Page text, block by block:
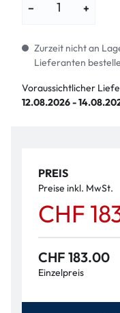
− +
Zurzeit nicht an
Lieferanten
Voraussichtlicher
12.08.2026 -
PREIS
Preise inkl. MwSt.
CHF
CHF 183.00
Einzelpreis